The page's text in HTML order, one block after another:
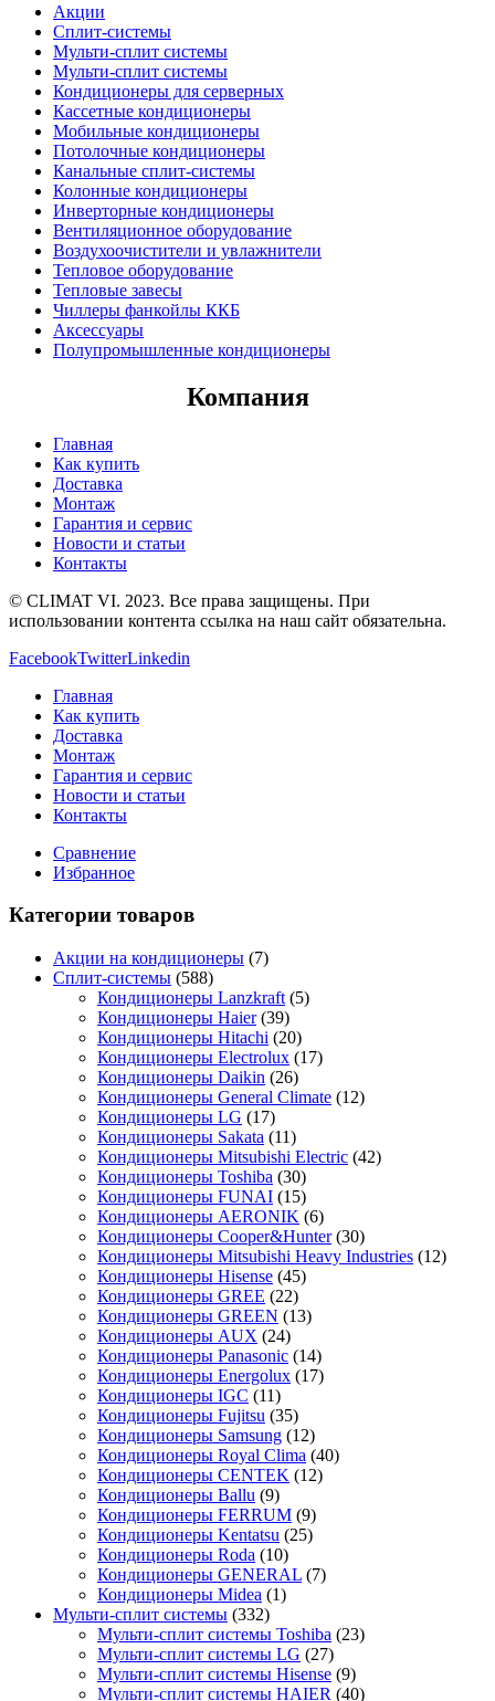
Акции
Сплит-системы
Мульти-сплит системы
Мульти-сплит системы
Кондиционеры для серверных
Кассетные кондиционеры
Мобильные кондиционеры
Потолочные кондиционеры
Канальные сплит-системы
Колонные кондиционеры
Инверторные кондиционеры
Вентиляционное оборудование
Воздухоочистители и увлажнители
Тепловое оборудование
Тепловые завесы
Чиллеры фанкойлы ККБ
Аксессуары
Полупромышленные кондиционеры
Компания
Главная
Как купить
Доставка
Монтаж
Гарантия и сервис
Новости и статьи
Контакты
© CLIMAT VI. 2023. Все права защищены. При
использовании контента ссылка на наш сайт обязательна.
FacebookTwitterLinkedin
Главная
Как купить
Доставка
Монтаж
Гарантия и сервис
Новости и статьи
Контакты
Сравнение
Избранное
Категории товаров
Акции на кондиционеры (7)
Сплит-системы (588)
Кондиционеры Lanzkraft (5)
Кондиционеры Haier (39)
Кондиционеры Hitachi (20)
Кондиционеры Electrolux (17)
Кондиционеры Daikin (26)
Кондиционеры General Climate (12)
Кондиционеры LG (17)
Кондиционеры Sakata (11)
Кондиционеры Mitsubishi Electric (42)
Кондиционеры Toshiba (30)
Кондиционеры FUNAI (15)
Кондиционеры AERONIK (6)
Кондиционеры Cooper&Hunter (30)
Кондиционеры Mitsubishi Heavy Industries (12)
Кондиционеры Hisense (45)
Кондиционеры GREE (22)
Кондиционеры GREEN (13)
Кондиционеры AUX (24)
Кондиционеры Panasonic (14)
Кондиционеры Energolux (17)
Кондиционеры IGC (11)
Кондиционеры Fujitsu (35)
Кондиционеры Samsung (12)
Кондиционеры Royal Clima (40)
Кондиционеры CENTEK (12)
Кондиционеры Ballu (9)
Кондиционеры FERRUM (9)
Кондиционеры Kentatsu (25)
Кондиционеры Roda (10)
Кондиционеры GENERAL (7)
Кондиционеры Midea (1)
Мульти-сплит системы (332)
Мульти-сплит системы Toshiba (23)
Мульти-сплит системы LG (27)
Мульти-сплит системы Hisense (9)
Мульти-сплит системы HAIER (40)